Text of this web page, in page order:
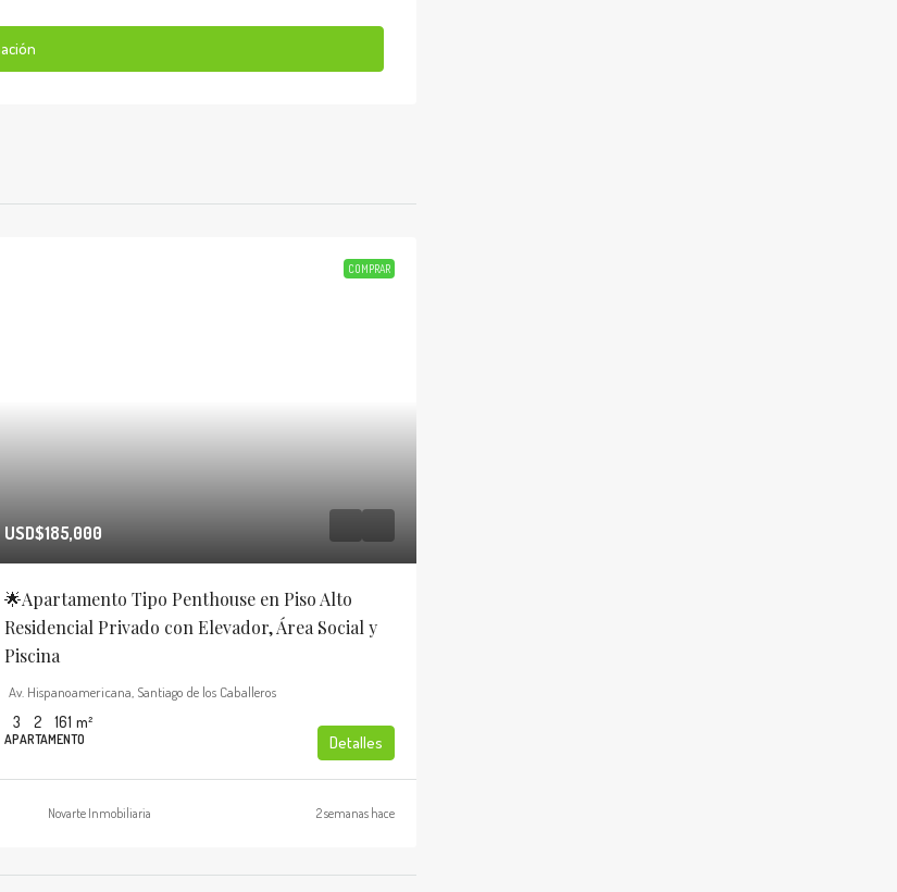
COMPRAR
USD$185,000
🌟Apartamento Tipo Penthouse en Piso Alto
Residencial Privado con Elevador, Área Social y
Piscina
Av. Hispanoamericana, Santiago de los Caballeros
3 2 161 m²
APARTAMENTO Detalles
Novarte Inmobiliaria 2 semanas hace